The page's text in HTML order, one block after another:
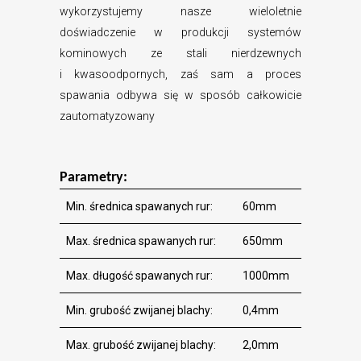
wykorzystujemy nasze wieloletnie
doświadczenie w produkcji systemów
kominowych ze stali nierdzewnych
i kwasoodpornych, zaś sam a proces
spawania odbywa się w sposób całkowicie
zautomatyzowany
Parametry:
Min. średnica spawanych rur: 60mm
Max. średnica spawanych rur: 650mm
Max. długość spawanych rur: 1000mm
Min. grubość zwijanej blachy: 0,4mm
Max. grubość zwijanej blachy: 2,0mm